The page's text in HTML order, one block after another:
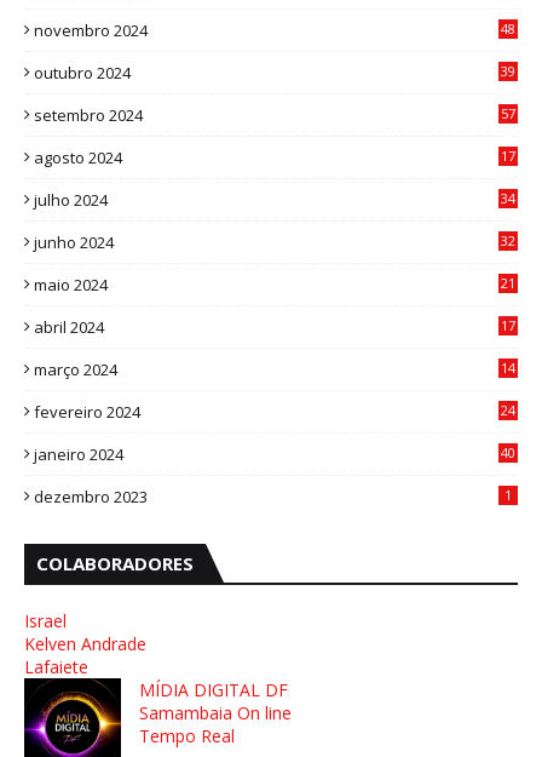
novembro 2024
48
outubro 2024
39
setembro 2024
57
agosto 2024
17
julho 2024
34
junho 2024
32
maio 2024
21
abril 2024
17
março 2024
14
fevereiro 2024
24
janeiro 2024
40
dezembro 2023 1
COLABORADORES
Israel
Kelven Andrade
Lafaiete
MÍDIA DIGITAL DF
Samambaia On line
Tempo Real